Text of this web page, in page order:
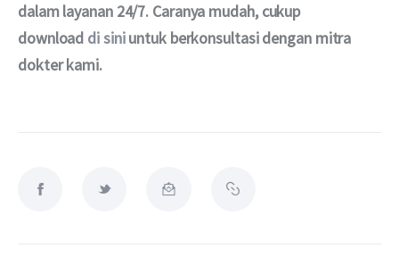
dalam layanan 24/7. Caranya mudah, cukup
download di sini untuk berkonsultasi dengan mitra
dokter kami.